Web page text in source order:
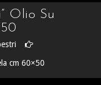
Olio Su
cm 60×50